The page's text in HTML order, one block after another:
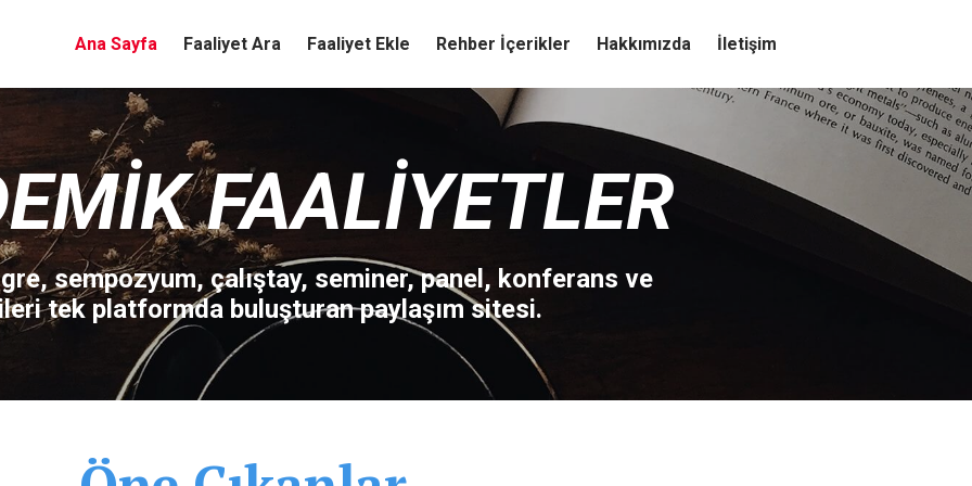
Ana Sayfa Faaliyet Ara Faaliyet Ekle Rehber İçerikler Hakkımızda İletişim
FAALIYETLER
sempozyum, çalıştay, seminer, panel, konferans ve
tek platformda buluşturan paylaşım sitesi.